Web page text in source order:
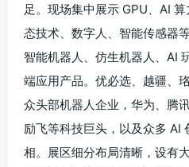
足。现场集中展示 GPU、AI
态技术、数字人、智能传感器
智能机器人、仿生机器人、AI
端应用产品。优必选、越疆、
众头部机器人企业，华为、腾
励飞等科技巨头，以及众多 AI
相。展区细分布局清晰，设有